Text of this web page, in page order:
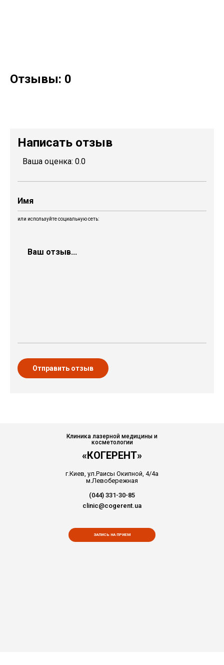
Отзывы: 0
Написать отзыв
Ваша оценка: 0.0
или используйте социальную сеть:
Отправить отзыв
Клиника лазерной медицины и
косметологии
«КОГЕРЕНТ»
г.Киев, ул.Раисы Окипной, 4/4а
м.Левобережная
(044) 331-30-85
clinic@cogerent.ua
ЗАПИСЬ НА ПРИЕМ